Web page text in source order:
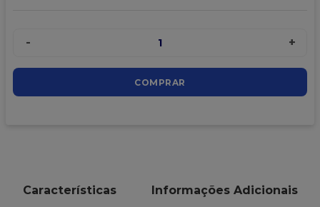
- 1 +
COMPRAR
Características Informações Adicionais